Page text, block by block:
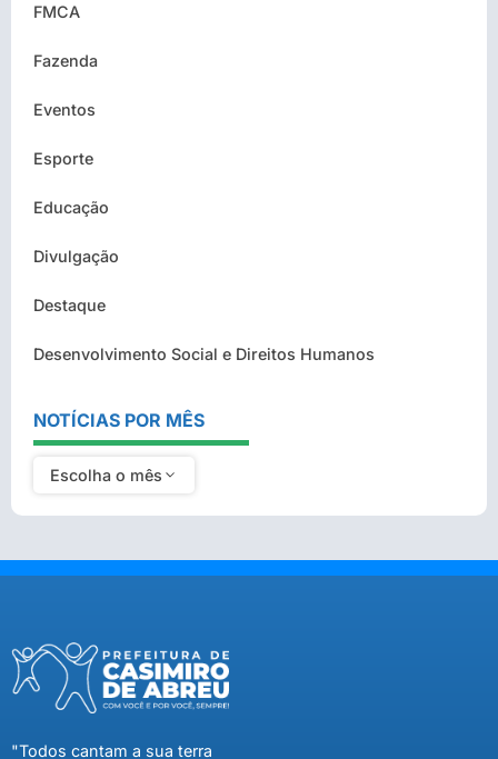
FMCA
Fazenda
Eventos
Esporte
Educação
Divulgação
Destaque
Desenvolvimento Social e Direitos Humanos
NOTÍCIAS POR MÊS
Escolha o mês
"Todos cantam a sua terra